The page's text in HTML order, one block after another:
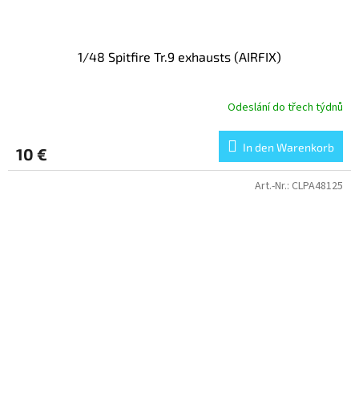
1/48 Spitfire Tr.9 exhausts (AIRFIX)
Odeslání do třech týdnů
10 € In den Warenkorb
Art.-Nr.: CLPA48125